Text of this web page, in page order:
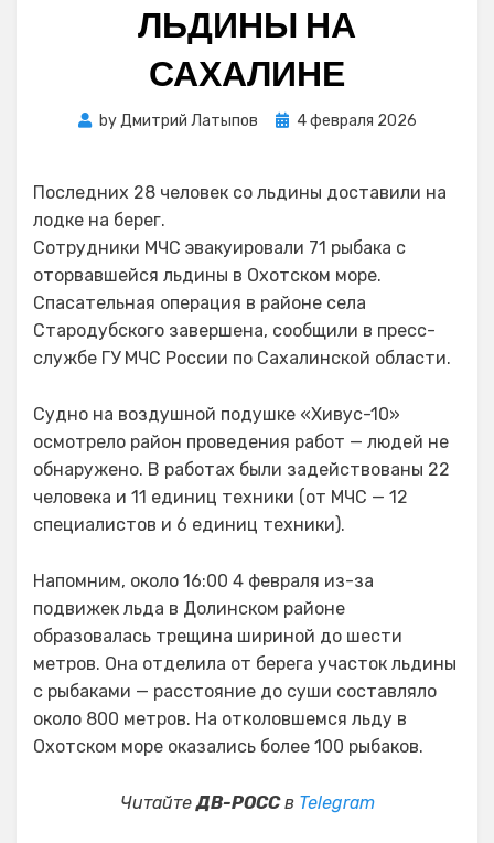
ЛЬДИНЫ НА
САХАЛИНЕ
byДмитрий Латыпов
Posted
4 февраля 2026
Последних 28 человек со льдины доставили на
лодке на берег.
Сотрудники МЧС эвакуировали 71 рыбака с
оторвавшейся льдины в Охотском море.
Спасательная операция в районе села
Стародубского завершена, сообщили в пресс-
службе ГУ МЧС России по Сахалинской области.
Судно на воздушной подушке «Хивус-10»
осмотрело район проведения работ — людей не
обнаружено. В работах были задействованы 22
человека и 11 единиц техники (от МЧС — 12
специалистов и 6 единиц техники).
Напомним, около 16:00 4 февраля из-за
подвижек льда в Долинском районе
образовалась трещина шириной до шести
метров. Она отделила от берега участок льдины
с рыбаками — расстояние до суши составляло
около 800 метров. На отколовшемся льду в
Охотском море оказались более 100 рыбаков.
ЧитайтеДВ-РОССв Telegram